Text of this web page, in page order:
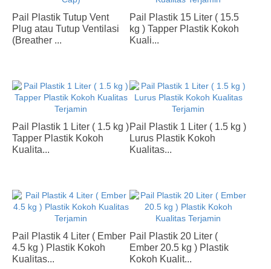
Pail Plastik Tutup Vent
Plug atau Tutup Ventilasi
(Breather ...
Pail Plastik 15 Liter ( 15.5
kg ) Tapper Plastik Kokoh
Kuali...
Pail Plastik 1 Liter ( 1.5 kg )
Tapper Plastik Kokoh
Kualita...
Pail Plastik 1 Liter ( 1.5 kg )
Lurus Plastik Kokoh
Kualitas...
Pail Plastik 4 Liter ( Ember
4.5 kg ) Plastik Kokoh
Kualitas...
Pail Plastik 20 Liter (
Ember 20.5 kg ) Plastik
Kokoh Kualit...